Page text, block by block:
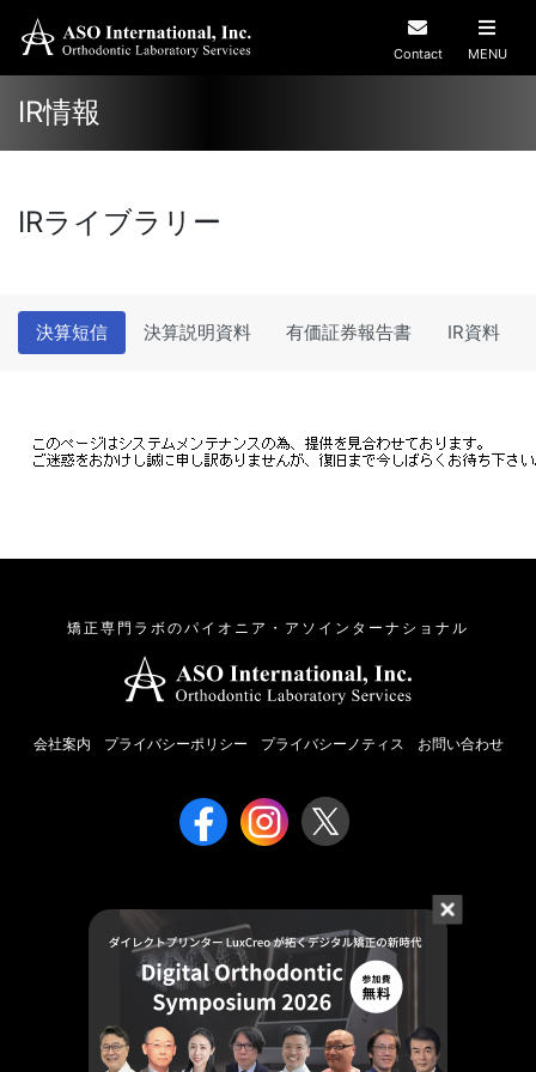
Contact MENU
IR情報
IRライブラリー
決算短信 決算説明資料 有価証券報告書 IR資料
矯正専門ラボのパイオニア・アソインターナショナル
会社案内 プライバシーポリシー プライバシーノティス お問い合わせ